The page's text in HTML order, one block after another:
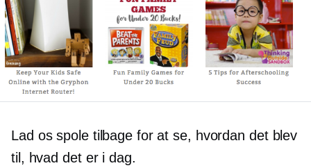
Lad os spole tilbage for at se, hvordan det blev
til, hvad det er i dag.